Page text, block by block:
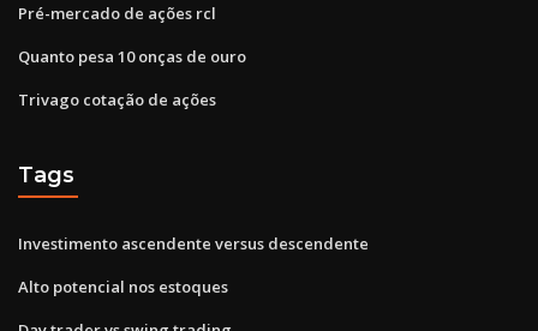
Pré-mercado de ações rcl
Quanto pesa 10 onças de ouro
Trivago cotação de ações
Tags
Investimento ascendente versus descendente
Alto potencial nos estoques